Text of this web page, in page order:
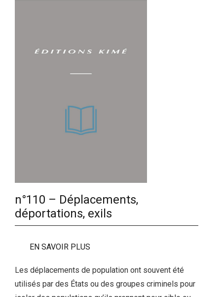
n°110 – Déplacements,
déportations, exils
EN SAVOIR PLUS
Les déplacements de population ont souvent été
utilisés par des États ou des groupes criminels pour